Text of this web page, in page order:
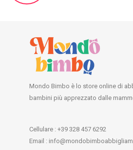
Mondo Bimbo è lo store online di
bambini più apprezzato dalle
Cellulare : +39 328 457 6292
Email :